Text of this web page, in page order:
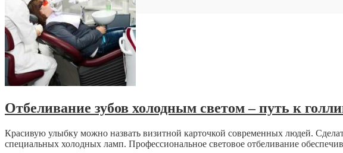
Отбеливание зубов холодным светом – путь к
Красивую улыбку можно назвать визитной карточкой современных людей.
специальных холодных ламп. Профессиональное световое отбеливание